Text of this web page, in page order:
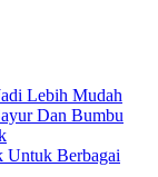
Lebih Mudah
Dan Bumbu
Untuk Berbagai